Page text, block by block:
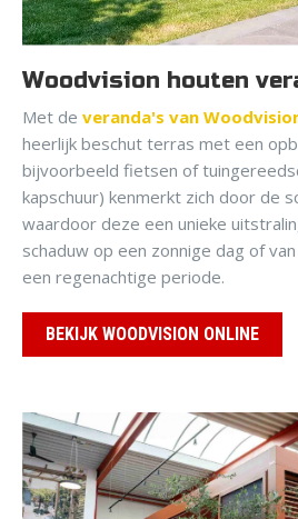
Woodvision houten
Met de veranda's van
heerlijk beschut terras met een
bijvoorbeeld fietsen of
kapschuur) kenmerkt zich door de
waardoor deze een unieke
schaduw op een zonnige dag of
een regenachtige periode.
BEKIJK WOODVISION ONLINE